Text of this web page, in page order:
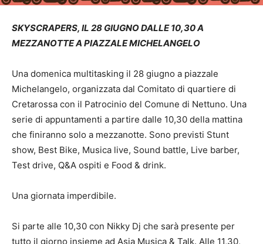
SKYSCRAPERS, IL 28 GIUGNO DALLE 10,30 A
MEZZANOTTE A PIAZZALE MICHELANGELO
Una domenica multitasking il 28 giugno a piazzale
Michelangelo, organizzata dal Comitato di quartiere di
Cretarossa con il Patrocinio del Comune di Nettuno. Una
serie di appuntamenti a partire dalle 10,30 della mattina
che finiranno solo a mezzanotte. Sono previsti Stunt
show, Best Bike, Musica live, Sound battle, Live barber,
Test drive, Q&A ospiti e Food & drink.
Una giornata imperdibile.
Si parte alle 10,30 con Nikky Dj che sarà presente per
tutto il giorno insieme ad Asia Musica & Talk. Alle 11,30,